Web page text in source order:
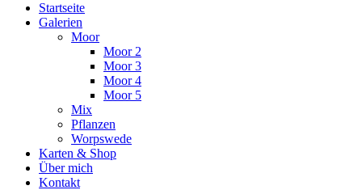
Startseite
Galerien
Moor
Moor 2
Moor 3
Moor 4
Moor 5
Mix
Pflanzen
Worpswede
Karten & Shop
Über mich
Kontakt